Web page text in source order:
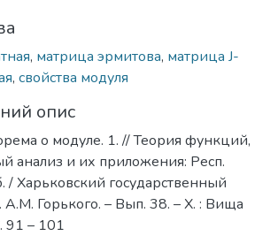
, матрица эрмитова, матрица J-
, свойства модуля
опис
о модуле. 1. // Теория функций,
анализ и их приложения: Респ.
/ Харьковский государственный
А.М. Горького. – Вып. 38. – Х. : Вища
91 – 101